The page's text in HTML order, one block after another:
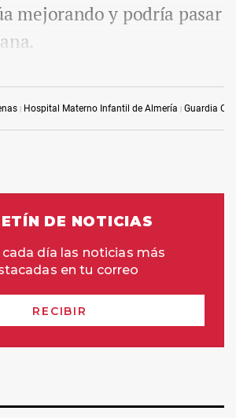
Hospital Materno Infantil de Almería Guardia
mejorando y podría pasar